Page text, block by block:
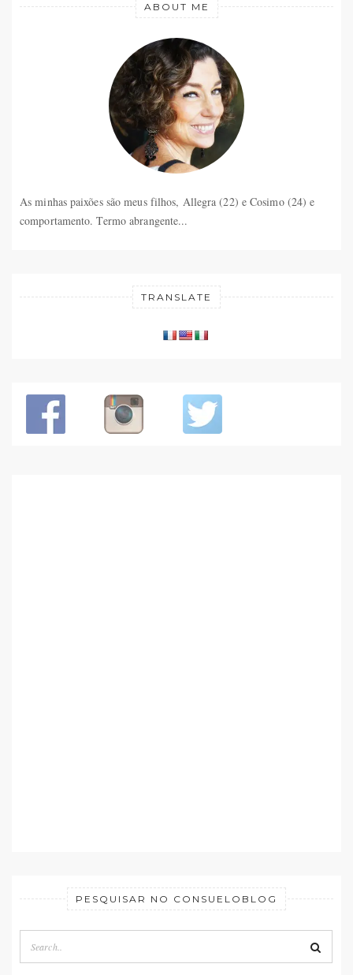
ABOUT ME
As minhas paixões são meus filhos, Allegra (22) e Cosimo (24) e
comportamento. Termo abrangente...
TRANSLATE
PESQUISAR NO CONSUELOBLOG